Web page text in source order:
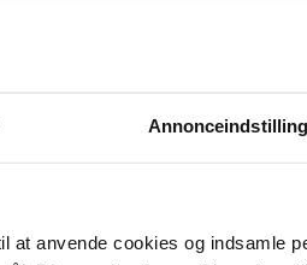
at anvende cookies og indsamle